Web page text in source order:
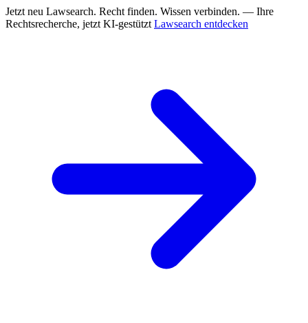
Jetzt neu Lawsearch. Recht finden. Wissen verbinden. — Ihre
Rechtsrecherche, jetzt KI-gestützt Lawsearch entdecken